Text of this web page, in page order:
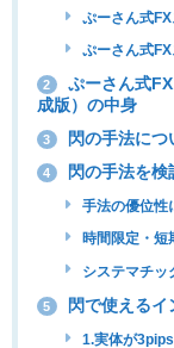
ぷーさん式
ぷーさん式
2
ぷーさん式
成版）の中身
3 閃の手法につ
4 閃の手法を検
手法の優位性
時間限定・短
システマチッ
5 閃で使えるイ
1.実体が